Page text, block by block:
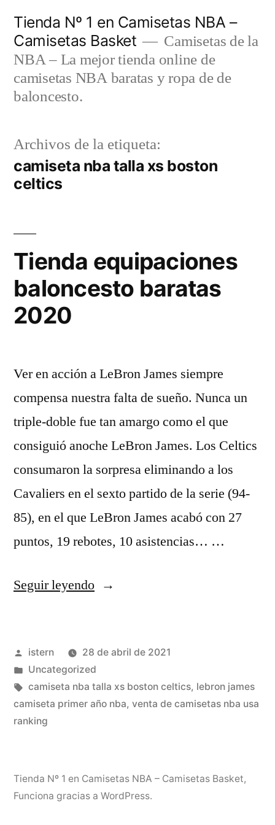
contenido
Tienda Nº 1 en Camisetas NBA –
Camisetas Basket
Camisetas de la
NBA – La mejor tienda online de
camisetas NBA baratas y ropa de de
baloncesto.
Archivos de la etiqueta:
camiseta nba talla xs boston
celtics
Tienda equipaciones
baloncesto baratas
2020
Ver en acción a LeBron James siempre
compensa nuestra falta de sueño. Nunca un
triple-doble fue tan amargo como el que
consiguió anoche LeBron James. Los Celtics
consumaron la sorpresa eliminando a los
Cavaliers en el sexto partido de la serie (94-
85), en el que LeBron James acabó con 27
puntos, 19 rebotes, 10 asistencias… …
Seguir leyendo«Tienda
baratas
2020»
Publicado
por
istern
28 de abril de 2021
Publicado
en
Uncategorized
Etiquetas:
camiseta nba talla xs boston celtics, lebron james
camiseta primer año nba, venta de camisetas nba usa
ranking
Tienda Nº 1 en Camisetas NBA – Camisetas Basket,
Funciona gracias a WordPress.